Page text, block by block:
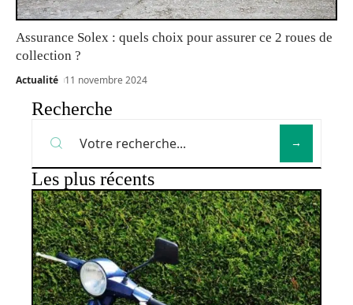
Assurance Solex : quels choix pour assurer ce 2 roues de
collection ?
Actualité 11 novembre 2024
Recherche
Les plus récents